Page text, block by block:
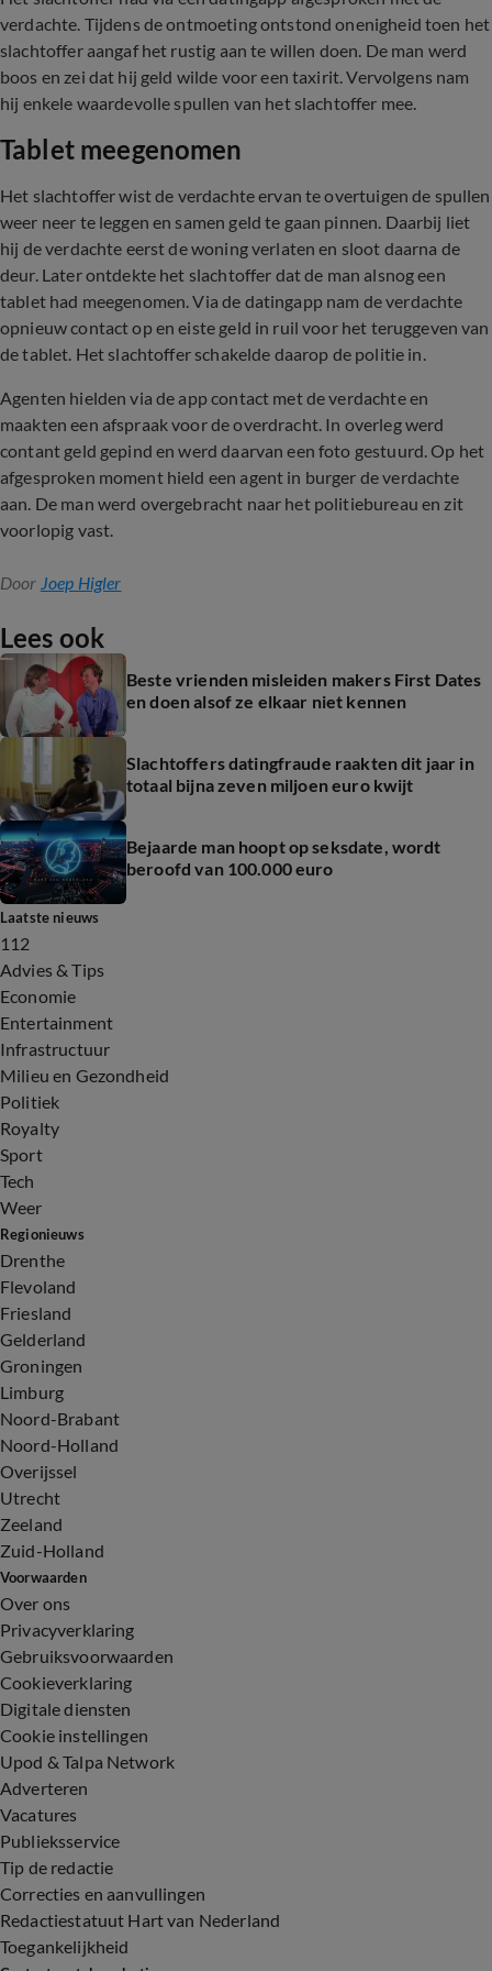
verdachte. Tijdens de ontmoeting ontstond onenigheid toen het
slachtoffer aangaf het rustig aan te willen doen. De man werd
boos en zei dat hij geld wilde voor een taxirit. Vervolgens nam
hij enkele waardevolle spullen van het slachtoffer mee.
Tablet meegenomen
Het slachtoffer wist de verdachte ervan te overtuigen de spullen
weer neer te leggen en samen geld te gaan pinnen. Daarbij liet
hij de verdachte eerst de woning verlaten en sloot daarna de
deur. Later ontdekte het slachtoffer dat de man alsnog een
tablet had meegenomen. Via de datingapp nam de verdachte
opnieuw contact op en eiste geld in ruil voor het teruggeven van
de tablet. Het slachtoffer schakelde daarop de politie in.
Agenten hielden via de app contact met de verdachte en
maakten een afspraak voor de overdracht. In overleg werd
contant geld gepind en werd daarvan een foto gestuurd. Op het
afgesproken moment hield een agent in burger de verdachte
aan. De man werd overgebracht naar het politiebureau en zit
voorlopig vast.
Door Joep Higler
Lees ook
Beste vrienden misleiden makers First Dates
en doen alsof ze elkaar niet kennen
Slachtoffers datingfraude raakten dit jaar in
totaal bijna zeven miljoen euro kwijt
Bejaarde man hoopt op seksdate, wordt
beroofd van 100.000 euro
Laatste nieuws
112
Advies & Tips
Economie
Entertainment
Infrastructuur
Milieu en Gezondheid
Politiek
Royalty
Sport
Tech
Weer
Regionieuws
Drenthe
Flevoland
Friesland
Gelderland
Groningen
Limburg
Noord-Brabant
Noord-Holland
Overijssel
Utrecht
Zeeland
Zuid-Holland
Voorwaarden
Over ons
Privacyverklaring
Gebruiksvoorwaarden
Cookieverklaring
Digitale diensten
Cookie instellingen
Upod & Talpa Network
Adverteren
Vacatures
Publieksservice
Tip de redactie
Correcties en aanvullingen
Redactiestatuut Hart van Nederland
Toegankelijkheid